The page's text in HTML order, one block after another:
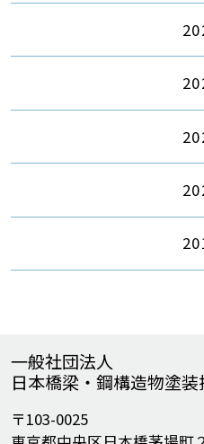
一般社団法人
日本橋梁・鋼構造物塗
〒103-0025